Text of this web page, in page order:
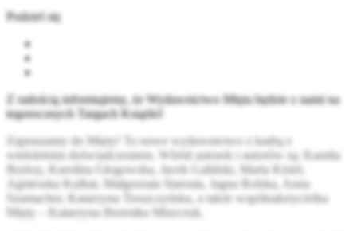
Podziel się
Z radością informujemy, że Wydawnictwo Mięta będzie z nami na
tegorocznych Targach Książki!
Zapraszamy do Mięty! To nowe wydawnictwo z kadrą z
wieloletnim doświadczeniem. Wśród autorek i autorów są: Kamila
Bryksy, Karolina Głogowska, Jacek Galiński, Marta Kisiel,
Agnieszka Kulbat, Małgorzata Starosta, Jagna Rolska, Anna
Szumacher, Katarzyna Troszczyńska, a także współzałożycielka
Mięty – Katarzyna Berenika Miszczuk.